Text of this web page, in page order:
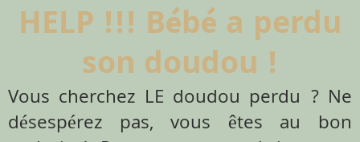
HELP !!! Bébé a perdu
son doudou !
Vous cherchez LE doudou perdu ? Ne
désespérez pas, vous êtes au bon